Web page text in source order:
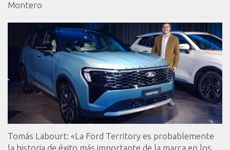
Montero
Tomás Labourt: «La Ford Territory es probablemente
la historia de éxito más importante de la marca en los